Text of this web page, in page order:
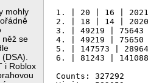
mohly
něž se
i Roblox
1. | 20 | 16 | 2021-
2. | 18 | 14 | 2020-
3. | 49219 | 75643
4. | 49219 | 75650
5. | 147573 |
6. | 81243 |
Counts: 327292